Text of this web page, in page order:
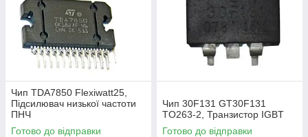
Чип TDA7850 Flexiwatt25,
Підсилювач низької частоти
ПНЧ
Готово до відправки
Чип 30F131 GT30F131
TO263-2, Транзистор IGBT
Готово до відправки